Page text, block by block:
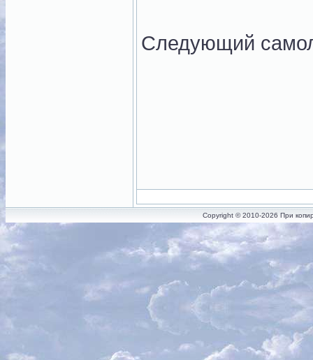
Следующий
Copyright © 2010-2026 При